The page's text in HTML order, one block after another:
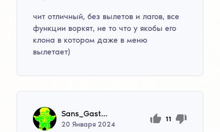
чит отличный, без вылетов и лагов, все
функции воркят, не то что у якобы его
клона в котором даже в меню
вылетает)
Sans_Gasterovich
20Января 2024
11